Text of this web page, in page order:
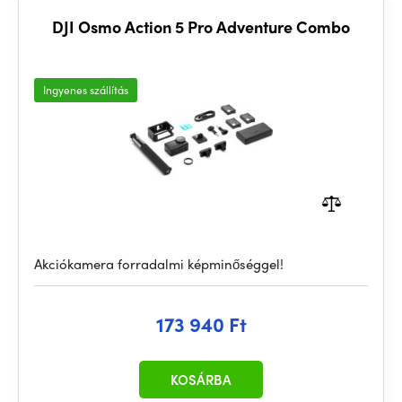
DJI Osmo Action 5 Pro Adventure Combo
Ingyenes szállítás
Akciókamera forradalmi képminőséggel!
173 940 Ft
KOSÁRBA